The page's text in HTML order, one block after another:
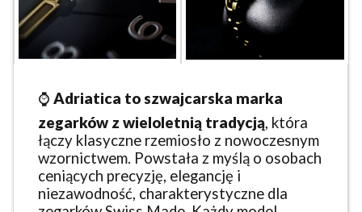
⌚ Adriatica to szwajcarska marka
zegarków z wieloletnią tradycją, która
łączy klasyczne rzemiosło z nowoczesnym
wzornictwem. Powstała z myślą o osobach
ceniących precyzję, elegancję i
niezawodność, charakterystyczne dla